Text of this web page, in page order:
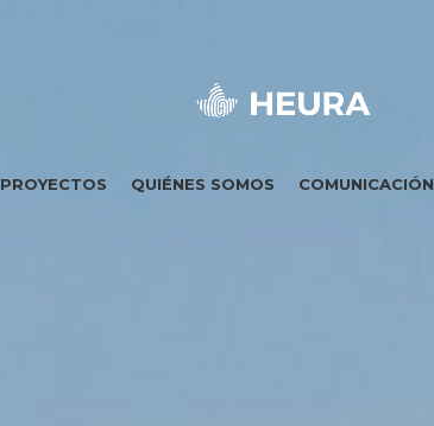
PROYECTOS QUIÉNES SOMOS COMUNICACIÓN